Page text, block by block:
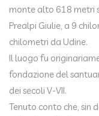
monte alto 618 metri
Prealpi Giulie, a 9
chilometri da Udine.
Il luogo fu
fondazione del
dei secoli V-VII.
Tenuto conto che, sin